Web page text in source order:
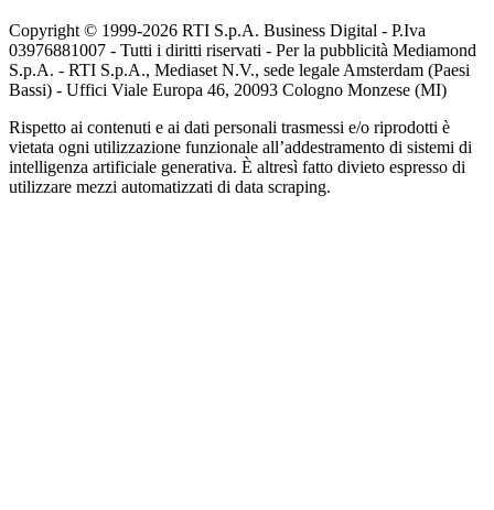
Copyright © 1999-2026 RTI S.p.A. Business Digital - P.Iva
03976881007 - Tutti i diritti riservati - Per la pubblicità Mediamond
S.p.A. - RTI S.p.A., Mediaset N.V., sede legale Amsterdam (Paesi
Bassi) - Uffici Viale Europa 46, 20093 Cologno Monzese (MI)
Rispetto ai contenuti e ai dati personali trasmessi e/o riprodotti è
vietata ogni utilizzazione funzionale all’addestramento di sistemi di
intelligenza artificiale generativa. È altresì fatto divieto espresso di
utilizzare mezzi automatizzati di data scraping.